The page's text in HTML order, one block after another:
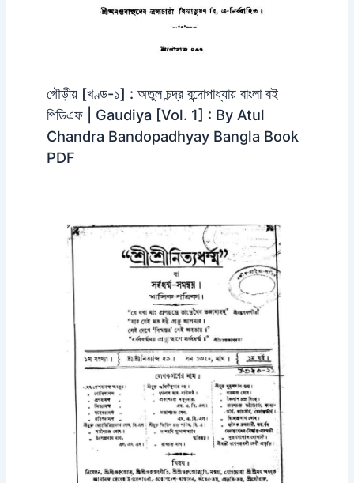
গৌড়ীয় [খণ্ড-১] : অতুল চন্দ্র বন্দোপাধ্যায় বাংলা বই
পিডিএফ | Gaudiya [Vol. 1] : By Atul
Chandra Bandopadhyay Bangla Book
PDF